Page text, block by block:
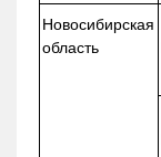
Новосибирская
область